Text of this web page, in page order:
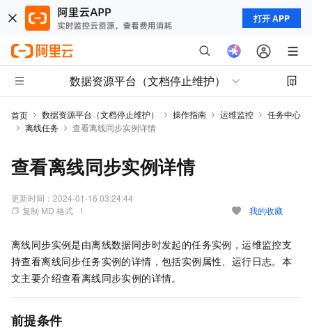
打开 APP
数据资源平台（文档停止维护）
首页 数据资源平台（文档停止维护） 操作指南 运维监控
任务中心
离线任务
查看离线同步实例详情
查看离线同步实例详情
更新时间： 2024-01-16 03:24:44
复制 MD 格式
我的收藏
离线同步实例是由离线数据同步时发起的任务实例，运维监控支
持查看离线同步任务实例的详情，包括实例属性、运行日志。本
文主要介绍查看离线同步实例的详情。
前提条件